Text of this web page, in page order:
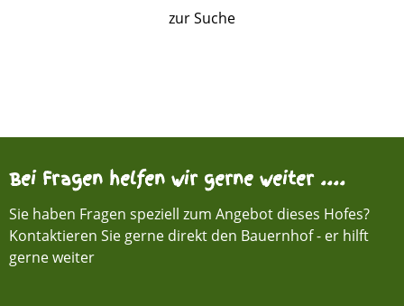
zur Suche
Bei Fragen helfen wir gerne weiter ....
Sie haben Fragen speziell zum Angebot dieses Hofes?
Kontaktieren Sie gerne direkt den Bauernhof - er hilft
gerne weiter